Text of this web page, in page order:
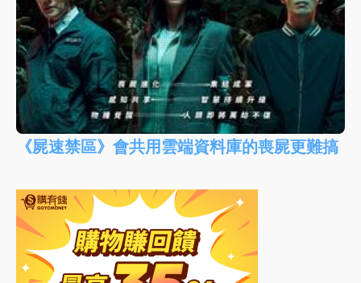
《屍速禁區》會共用雲端資料庫的喪屍更難搞